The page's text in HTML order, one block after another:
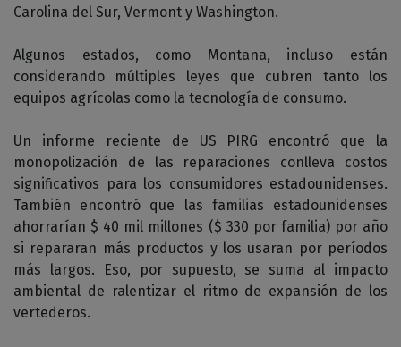
Carolina del Sur, Vermont y Washington.
Algunos estados, como Montana, incluso están
considerando múltiples leyes que cubren tanto los
equipos agrícolas como la tecnología de consumo.
Un informe reciente de US PIRG encontró que la
monopolización de las reparaciones conlleva costos
significativos para los consumidores estadounidenses.
También encontró que las familias estadounidenses
ahorrarían $ 40 mil millones ($ 330 por familia) por año
si repararan más productos y los usaran por períodos
más largos. Eso, por supuesto, se suma al impacto
ambiental de ralentizar el ritmo de expansión de los
vertederos.